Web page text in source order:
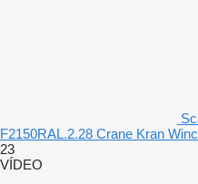
F2150RAL.2.28 Crane Kran
23
VÍDEO